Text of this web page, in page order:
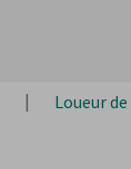
Loueur